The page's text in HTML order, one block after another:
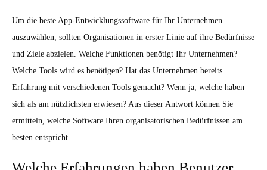
Um die beste App-Entwicklungssoftware für Ihr Unternehmen
auszuwählen, sollten Organisationen in erster Linie auf ihre Bedürfnisse
und Ziele abzielen. Welche Funktionen benötigt Ihr Unternehmen?
Welche Tools wird es benötigen? Hat das Unternehmen bereits
Erfahrung mit verschiedenen Tools gemacht? Wenn ja, welche haben
sich als am nützlichsten erwiesen? Aus dieser Antwort können Sie
ermitteln, welche Software Ihren organisatorischen Bedürfnissen am
besten entspricht.